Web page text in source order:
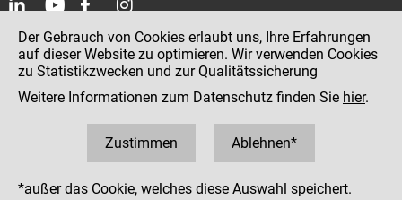
Kontakt
Impressum
Datenschutz
Hinweisgeber:innenplattform (für Mitarbeiter:innen)
Der Gebrauch von Cookies erlaubt uns, Ihre Erfahrungen
auf dieser Website zu optimieren. Wir verwenden Cookies
zu Statistikzwecken und zur Qualitätssicherung
Weitere Informationen zum Datenschutz finden Sie hier.
Zustimmen Ablehnen*
*außer das Cookie, welches diese Auswahl speichert.